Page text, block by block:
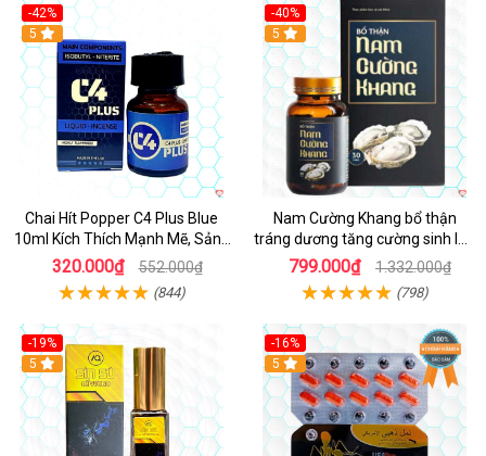
-42%
5
Chai Hít Popper C4 Plus Blue
10ml Kích Thích Mạnh Mẽ, Sảng
Khoái
320.000₫ 552.000₫
(844)
-40%
5
Nam Cường Khang bổ thận
tráng dương tăng cường sinh lực
nam
799.000₫ 1.332.000₫
(798)
-19%
5
-16%
5